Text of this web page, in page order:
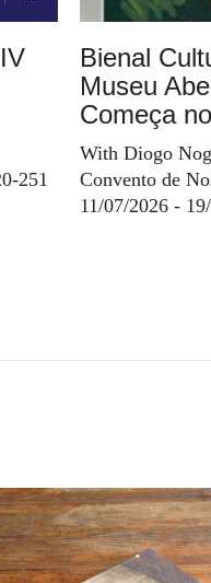
251
Bienal
Museu
Começa
With Diogo
Convento de
11/07/2026 -